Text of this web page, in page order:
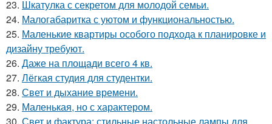
23. Шкатулка с секретом для молодой семьи.
24. Малогабаритка с уютом и функциональностью.
25. Маленькие квартиры особого подхода к планировке и
дизайну требуют.
26. Даже на площади всего 4 кв.
27. Лёгкая студия для студентки.
28. Свет и дыхание времени.
29. Маленькая, но с характером.